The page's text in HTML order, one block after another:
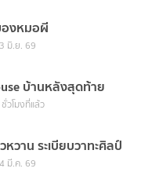
งหมอผี
มิ.ย. 69
บ้านหลังสุดท้าย
วโมงที่แล้ว
หวาน ระเบียบวาทะศิลป์
มี.ค. 69